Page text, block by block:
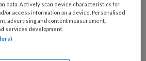
data. Actively scan device characteristics for
or access information on a device. Personalised
advertising and content measurement,
services development.